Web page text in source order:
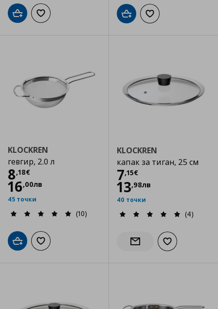
Добави в кошницата
Добави към списъка с любимиДобави в кошницата
Добави към
KLOCKREN
гевгир, 2.0 л
8,18€
Цена
16,00лв
45 точки
(10)
Добави в кошницата
Добави към списъка с любими
KLOCKREN
капак за тиган, 25 см
7,15€
Цена
13,98лв
40 точки
(4)
Информирай ме за
Добави към